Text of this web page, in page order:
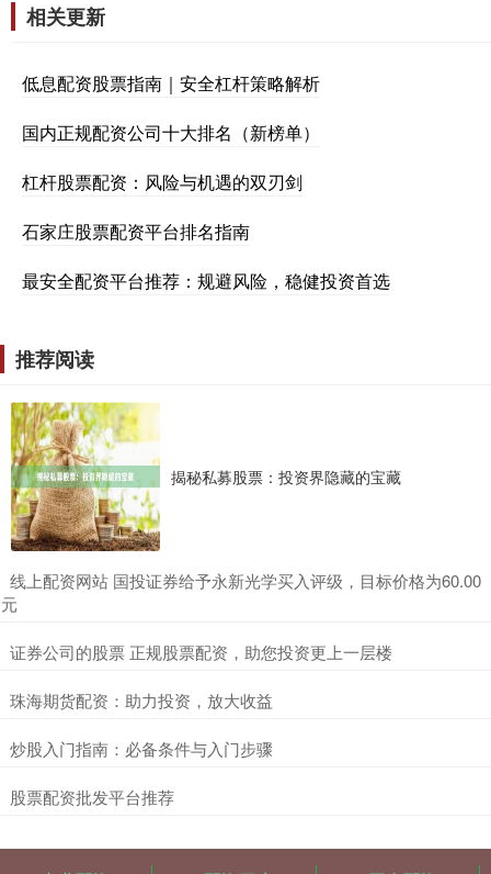
相关更新
低息配资股票指南｜安全杠杆策略解析
国内正规配资公司十大排名（新榜单）
杠杆股票配资：风险与机遇的双刃剑
石家庄股票配资平台排名指南
最安全配资平台推荐：规避风险，稳健投资首选
推荐阅读
揭秘私募股票：投资界隐藏的宝藏
​线上配资网站 国投证券给予永新光学买入评级，目标价格为60.00
元
​证券公司的股票 正规股票配资，助您投资更上一层楼
​珠海期货配资：助力投资，放大收益
​炒股入门指南：必备条件与入门步骤
​股票配资批发平台推荐